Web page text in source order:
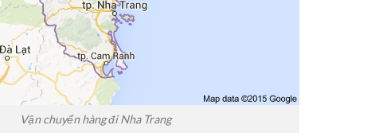
Vận chuyển hàng đi Nha Trang